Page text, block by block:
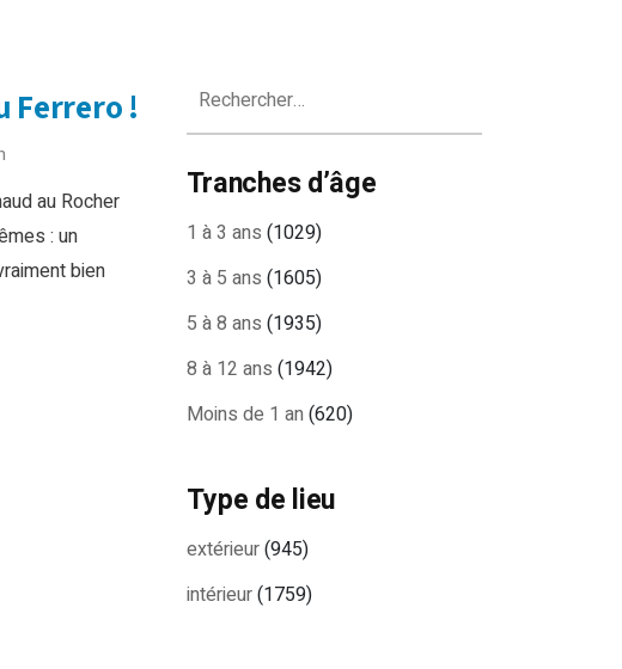
Ferrero !
au Rocher
: un
bien
Tranches d’âge
1 à 3 ans (1029)
3 à 5 ans (1605)
5 à 8 ans (1935)
8 à 12 ans (1942)
Moins de 1 an (620)
Type de lieu
extérieur(945)
intérieur(1759)